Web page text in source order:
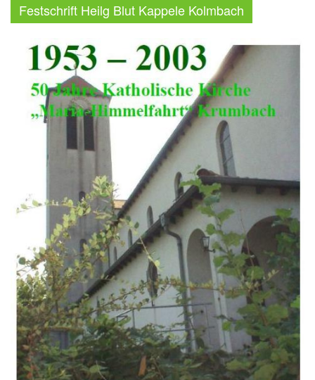
Festschrift Heilg Blut Kappele Kolmbach